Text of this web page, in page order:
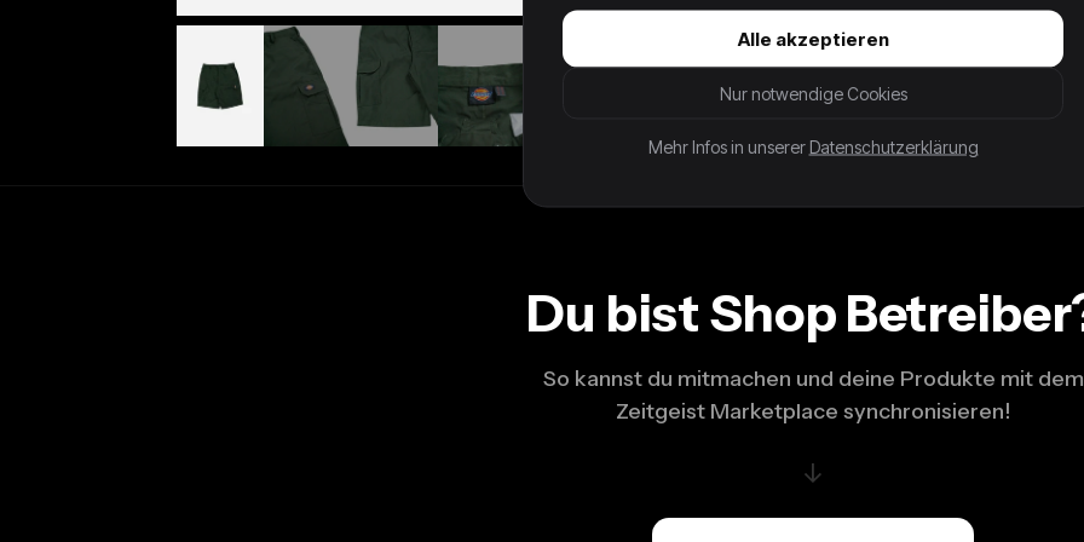
Du bist Shop
So kannst du mitmachen und deine Produkte mit dem
Zeitgeist Marketplace synchronisieren!
↓
Alle akzeptieren
Nur notwendige Cookies
Mehr Infos in unserer Datenschutzerklärung